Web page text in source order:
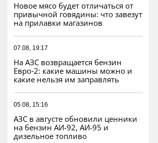
Новое мясо будет отличаться от
привычной говядины: что завезут
на прилавки магазинов
07.08, 19:17
На АЗС возвращается бензин
Евро‑2: какие машины можно и
какие нельзя им заправлять
05.08, 15:16
АЗС в августе обновили ценники
на бензин АИ-92, АИ-95 и
дизельное топливо